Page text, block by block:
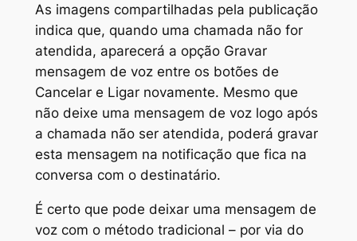
As imagens compartilhadas pela publicação
indica que, quando uma chamada não for
atendida, aparecerá a opção Gravar
mensagem de voz entre os botões de
Cancelar e Ligar novamente. Mesmo que
não deixe uma mensagem de voz logo após
a chamada não ser atendida, poderá gravar
esta mensagem na notificação que fica na
conversa com o destinatário.
É certo que pode deixar uma mensagem de
voz com o método tradicional – por via do